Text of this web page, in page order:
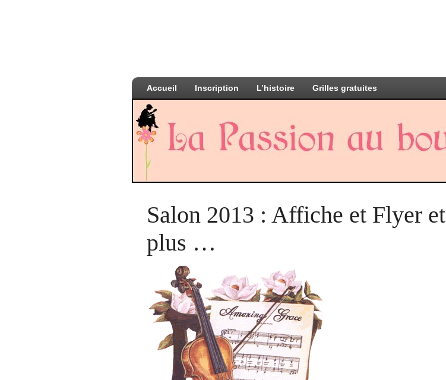
Accueil Inscription L’histoire Grilles gratuites
Salon 2013 : Affiche et Flyer et
plus …